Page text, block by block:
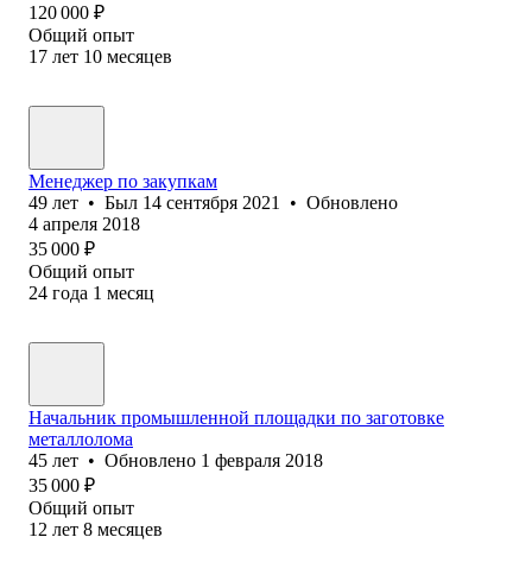
120 000 ₽
Общий опыт
17 лет 10 месяцев
Менеджер по закупкам
49 лет • Был 14 сентября 2021 • Обновлено
4 апреля 2018
35 000 ₽
Общий опыт
24 года 1 месяц
Начальник промышленной площадки по заготовке
металлолома
45 лет • Обновлено 1 февраля 2018
35 000 ₽
Общий опыт
12 лет 8 месяцев